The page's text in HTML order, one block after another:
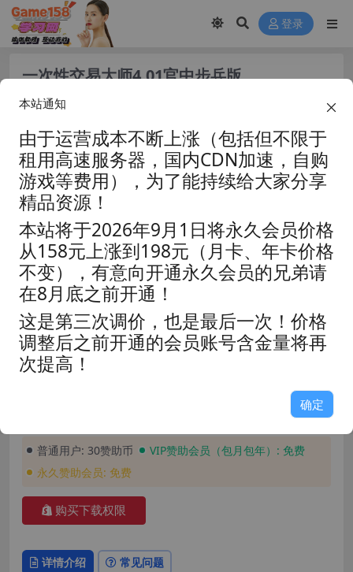
登录
一次性交易大师4.01官中步兵版
+DLC1+2【PC+日式RPG+像素风+存
档】/YARISUTEMESUBUTA【4.52G】
资源分类:☆冒险解谜☆
浏览热度: (17.8K)
发布时间: 2025-11-24
玩家评分: 8.9
普通用户: 30赞助币 VIP赞助会员（包月包年）: 免费
永久赞助会员: 免费
购买下载权限
详情介绍 常见问题
本站通知
由于运营成本不断上涨（包括但不限于
租用高速服务器，国内CDN加速，自购
游戏等费用），为了能持续给大家分享
精品资源！
本站将于2026年9月1日将永久会员价格
从158元上涨到198元（月卡、年卡价格
不变），有意向开通永久会员的兄弟请
在8月底之前开通！
这是第三次调价，也是最后一次！价格
调整后之前开通的会员账号含金量将再
次提高！
确定